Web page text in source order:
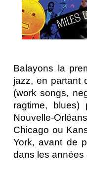
Balayons la
jazz, en partant
(work songs,
ragtime,
Nouvelle-
Chicago ou
York, avant de
dans les années